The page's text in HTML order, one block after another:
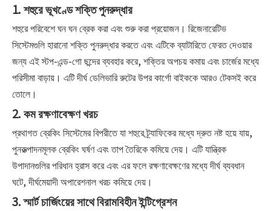
1. শহুরে ভূখণ্ডে শক্তি পুনরুদ্ধার
শহুরে পরিবেশে ঘন ঘন ব্রেক করা এবং শুরু করা প্রয়োজন। রিজেনারেটিভ
সিস্টেমগুলি হারানো শক্তি পুনরুদ্ধার করতে এবং এটিকে ব্যাটারিতে ফেরত দেওয়ার
জন্য এই স্টপ-এন্ড-গো ছন্দের ব্যবহার করে, শক্তির অপচয় কমায় এবং চার্জের মধ্যে
পরিসীমা বাড়ায়। এটি দীর্ঘ ডেলিভারি রুটের উপর কার্গো বাইককে আরও টেকসই করে
তোলে।
2. কম রক্ষণাবেক্ষণ খরচ
প্রথাগত ব্রেকিং সিস্টেমের বিপরীতে যা শহুরে ট্র্যাফিকের মধ্যে দ্রুত নষ্ট হয়ে যায়,
পুনরুত্পাদনমূলক ব্রেকিং ঘর্ষণ এবং তাপ তৈরিকে কমিয়ে দেয়। এটি যান্ত্রিক
উপাদানগুলির পরিধান হ্রাস করে এবং এর ফলে রক্ষণাবেক্ষণের মধ্যে দীর্ঘ ব্যবধান
ঘটে, দীর্ঘমেয়াদী অপারেশনাল খরচ কমিয়ে দেয়।
3. স্মার্ট চার্জিংয়ের সাথে বিরামবিহীন ইন্টিগ্রেশন